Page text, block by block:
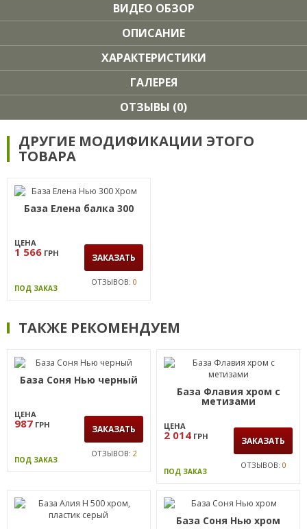
ВИДЕО ОБЗОР
ОПИСАНИЕ
ХАРАКТЕРИСТИКИ
ГАЛЕРЕЯ
ОТЗЫВЫ (0)
ДРУГИЕ МОДИФИКАЦИИ ЭТОГО
ТОВАРА
База Елена балка 300
ЦЕНА
1 566 ГРН ЗАКАЗАТЬ
ПОД ЗАКАЗ
ОТЗЫВОВ: 0
ТАКЖЕ РЕКОМЕНДУЕМ
База Соня Нью черный
ЦЕНА
987 ГРН ЗАКАЗАТЬ
ПОД ЗАКАЗ
ОТЗЫВОВ: 2
База Флавия хром с
метизами
ЦЕНА
2 014 ГРН ЗАКАЗАТЬ
ПОД ЗАКАЗ
ОТЗЫВОВ: 0
База Соня Нью хром